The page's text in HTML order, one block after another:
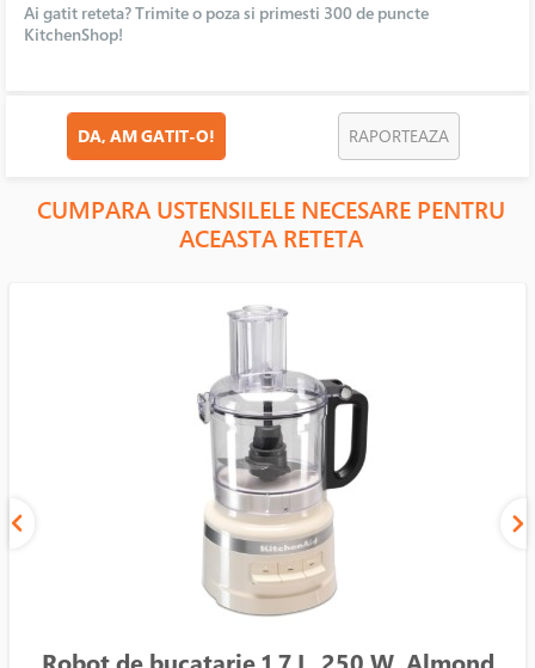
Ai gatit reteta? Trimite o poza si primesti 300 de puncte
KitchenShop!
DA, AM GATIT-O! RAPORTEAZA
CUMPARA USTENSILELE NECESARE PENTRU
ACEASTA RETETA